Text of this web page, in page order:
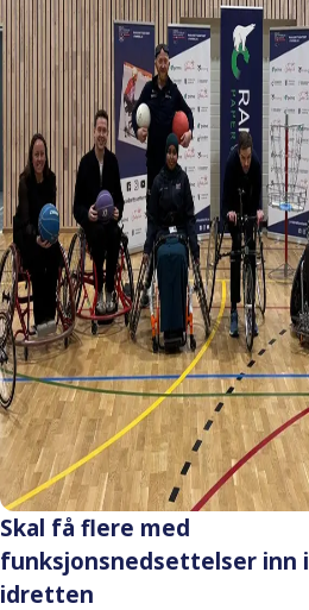
Skal få flere med
funksjonsnedsettelser inn i
idretten